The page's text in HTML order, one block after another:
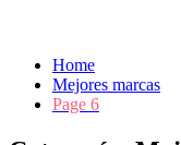
Home
Mejores marcas
Page 6